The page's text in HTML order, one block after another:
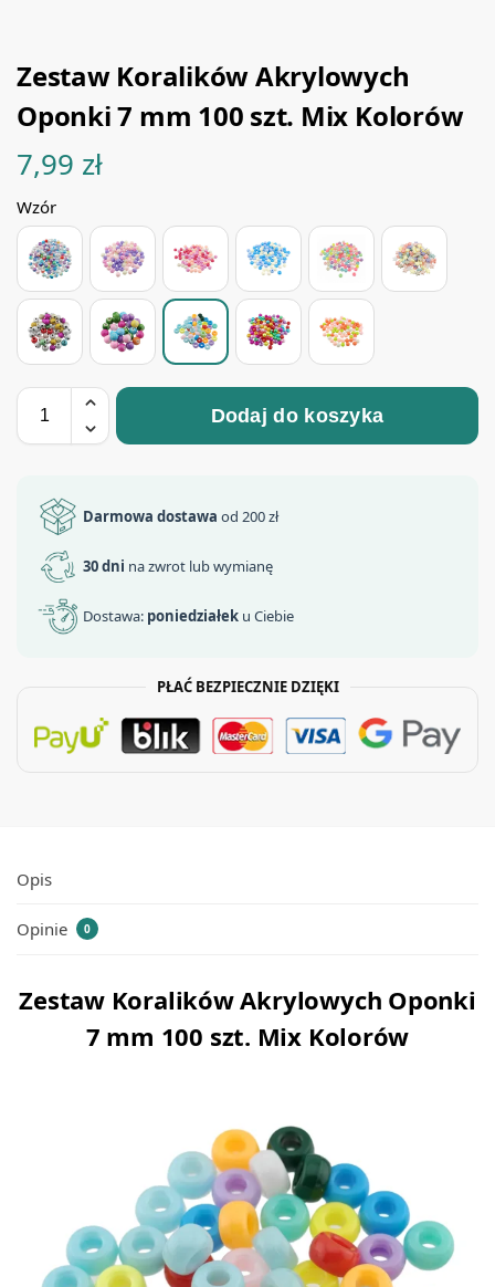
Zestaw Koralików Akrylowych
Oponki 7 mm 100 szt. Mix Kolorów
7,99 zł
Wzór
Dodaj do koszyka
Darmowa dostawa od 200 zł
30 dni na zwrot lub wymianę
Dostawa: poniedziałek u Ciebie
PŁAĆ BEZPIECZNIE DZIĘKI
Opis
Opinie 0
Zestaw Koralików Akrylowych Oponki
7 mm 100 szt. Mix Kolorów